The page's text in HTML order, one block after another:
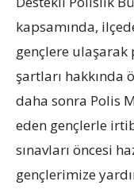
kapsamında,
gençlere ulaşarak
şartları
daha sonra Polis
eden gençlerle
sınavları öncesi
gençlerimize